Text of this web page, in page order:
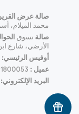
صالة عرض
محمد الميلام،
صالة تسوق
الأرضي، شارع
أوفيس الرئيسي:
عميل : 1800053
البريد الإلكتروني: